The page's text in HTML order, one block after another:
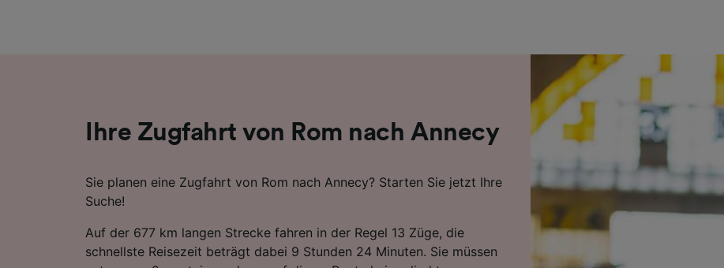
Ihre Zugfahrt von Rom nach Annecy
Sie planen eine Zugfahrt von Rom nach Annecy? Starten Sie jetzt Ihre
Suche!
Auf der 677 km langen Strecke fahren in der Regel 13 Züge, die
schnellste Reisezeit beträgt dabei 9 Stunden 24 Minuten. Sie müssen